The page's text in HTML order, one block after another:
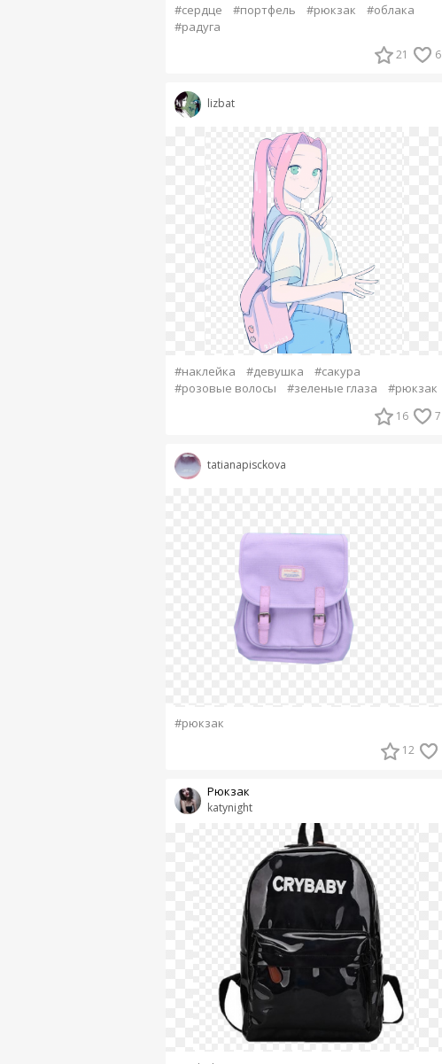
#сердце #портфель #рюкзак
#облака
#радуга
21 6
lizbat
#наклейка #девушка
#сакура
#розовые волосы
#зеленые глаза #рюкзак
16 7
tatianapisckova
#рюкзак
12
katynight
Рюкзак